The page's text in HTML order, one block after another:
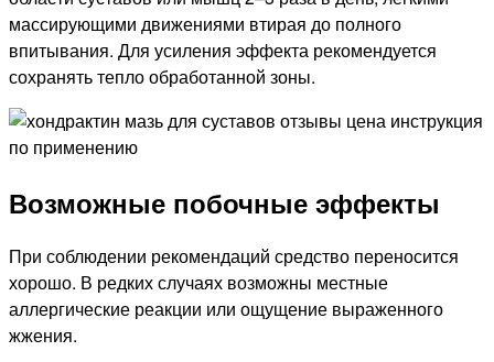
массирующими движениями втирая до полного
впитывания. Для усиления эффекта рекомендуется
сохранять тепло обработанной зоны.
Возможные побочные эффекты
При соблюдении рекомендаций средство переносится
хорошо. В редких случаях возможны местные
аллергические реакции или ощущение выраженного
жжения.